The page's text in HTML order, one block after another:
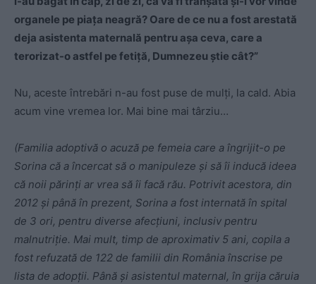
organele pe piaţa neagră? Oare de ce nu a fost arestată
deja asistenta maternală pentru aşa ceva, care a
terorizat-o astfel pe fetiţă, Dumnezeu ştie cât?”
Nu, aceste întrebări n-au fost puse de mulţi, la cald. Abia
acum vine vremea lor. Mai bine mai târziu…
(Familia adoptivă o acuză pe femeia care a îngrijit-o pe
Sorina că a încercat să o manipuleze şi să îi inducă ideea
că noii părinţi ar vrea să îi facă rău. Potrivit acestora, din
2012 şi până în prezent, Sorina a fost internată în spital
de 3 ori, pentru diverse afecţiuni, inclusiv pentru
malnutriţie. Mai mult, timp de aproximativ 5 ani, copila a
fost refuzată de 122 de familii din România înscrise pe
lista de adopţii. Până şi asistentul maternal, în grija căruia